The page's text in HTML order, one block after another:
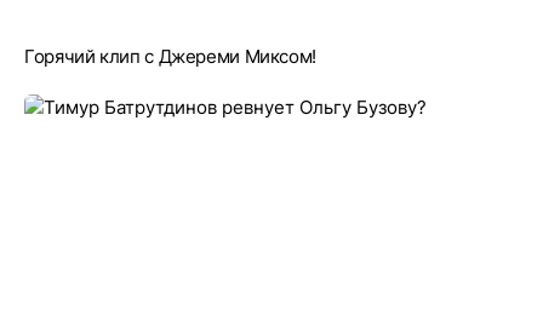
Горячий клип с Джереми Миксом!